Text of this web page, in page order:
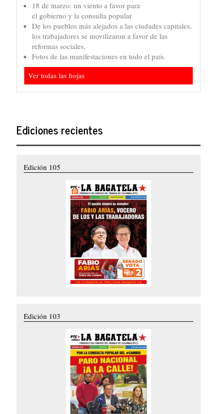
18 de marzo: un viento a favor para
el gobierno y la consulta popular
De los pueblos más alejados a las ciudades capitales,
los trabajadores se movilizaron a favor de las
reformas sociales.
Fotos de las manifestaciones en todo el país.
Ver todas las hojas
Ediciones recientes
Edición 105
Edición 103